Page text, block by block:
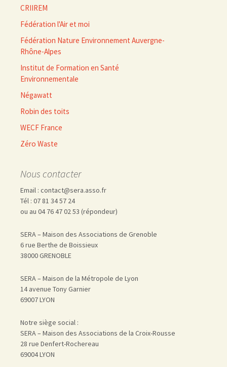
CRIIREM
Fédération l'Air et moi
Fédération Nature Environnement Auvergne-
Rhône-Alpes
Institut de Formation en Santé
Environnementale
Négawatt
Robin des toits
WECF France
Zéro Waste
Nous contacter
Email : contact@sera.asso.fr
Tél : 07 81 34 57 24
ou au 04 76 47 02 53 (répondeur)
SERA – Maison des Associations de Grenoble
6 rue Berthe de Boissieux
38000 GRENOBLE
SERA – Maison de la Métropole de Lyon
14 avenue Tony Garnier
69007 LYON
Notre siège social :
SERA – Maison des Associations de la Croix-Rousse
28 rue Denfert-Rochereau
69004 LYON